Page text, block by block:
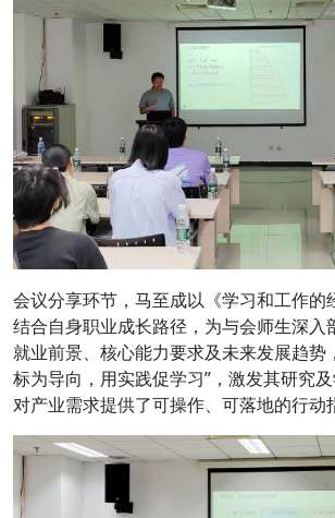
会议分享环节，马至成以《学习和工作的
结合自身职业成长路径，为与会师生深入
就业前景、核心能力要求及未来发展趋势
标为导向，用实践促学习”，激发其研究
对产业需求提供了可操作、可落地的行动